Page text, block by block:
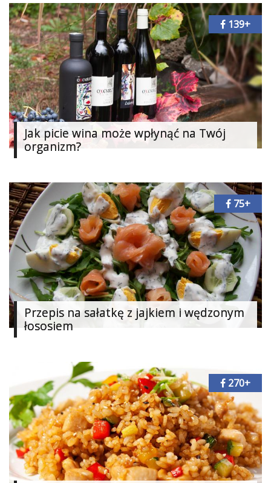
Ślub
&
Wesele
Moda
Zakupy
Kultura
Porady
Strefa
Blogerek
Konkursy
Recenzje
Studniówka
Dodaj
«
Dodaj
Dodaj
artykuł
Najlepsze
Jak picie wina może wpłynąć na Twój
organizm?
139+
Przepis na sałatkę z jajkiem i wędzonym
łososiem
75+
270+